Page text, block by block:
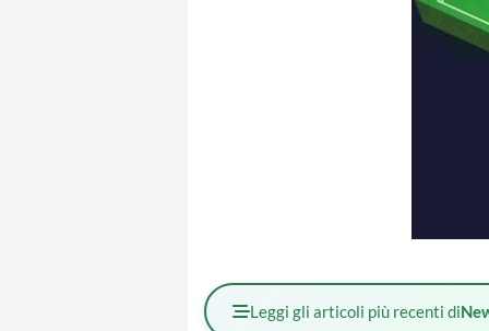
Leggi gli articoli più recenti di